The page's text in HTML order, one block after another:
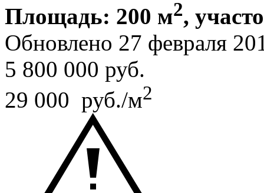
Площадь: 200 м2,
Обновлено 27 февраля
5 800 000 руб.
29 000 руб./м2